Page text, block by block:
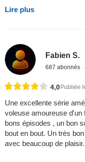
Lire plus
Fabien S.
687 abonnés
4,0 Publiée
Une excellente série
voleuse amoureuse d'un
bons épisodes , un bon
bout en bout. Un très
avec beaucoup de plaisir.